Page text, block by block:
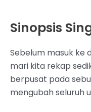
Sinopsis
Sebelum masuk ke
mari kita rekap
berpusat pada
mengubah seluruh